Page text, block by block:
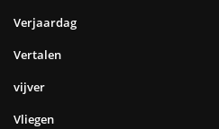
Verjaardag
Vertalen
vijver
Vliegen